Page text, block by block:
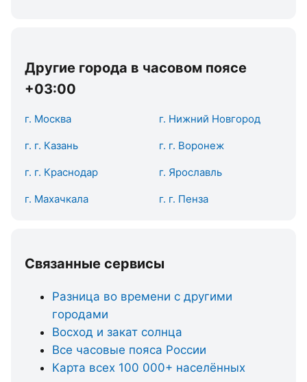
Другие города в часовом поясе
+03:00
г. Москва г. Нижний Новгород
г. г. Казань г. г. Воронеж
г. г. Краснодар г. Ярославль
г. Махачкала г. г. Пенза
Связанные сервисы
Разница во времени с другими
городами
Восход и закат солнца
Все часовые пояса России
Карта всех 100 000+ населённых